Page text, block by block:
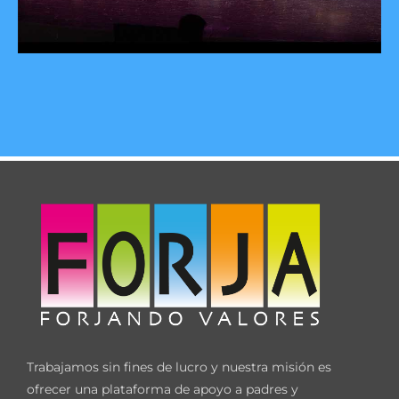
Trabajamos sin fines de lucro y nuestra misión es
ofrecer una plataforma de apoyo a padres y